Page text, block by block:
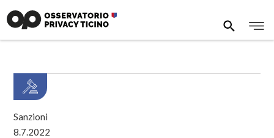
Sanzioni
8.7.2022